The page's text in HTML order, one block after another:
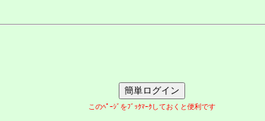
このﾍﾟｰｼﾞをﾌﾞｯｸﾏｰｸしておくと便利です